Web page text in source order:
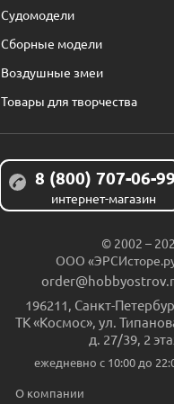
Судомодели
Сборные модели
Воздушные змеи
Товары для творчества
8 (800) 707-06-
интернет-магазин
© 2002 –
ООО
196211 Санкт-
ТК «Космос», ул.
д. 27/39, 2
ежедневно c 10:00 до
О компании